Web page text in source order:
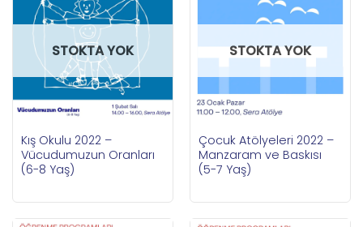
STOKTA YOK
Kış Okulu 2022 –
Vücudumuzun Oranları
(6-8 Yaş)
STOKTA YOK
Çocuk Atölyeleri 2022 –
Manzaram ve Baskısı
(5-7 Yaş)